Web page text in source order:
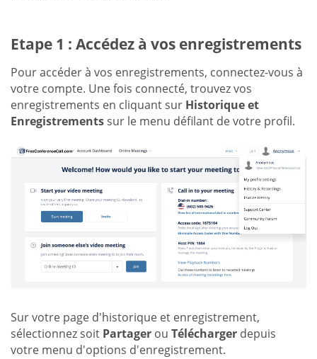
Etape 1 : Accédez à vos enregistrements
Pour accéder à vos enregistrements, connectez-vous à
votre compte. Une fois connecté, trouvez vos
enregistrements en cliquant sur Historique et
Enregistrementssur le menu défilant de votre profil.
Sur votre page d'historique et enregistrement,
sélectionnez soit Partager ou Télécharger depuis
votre menu d'options d'enregistrement.